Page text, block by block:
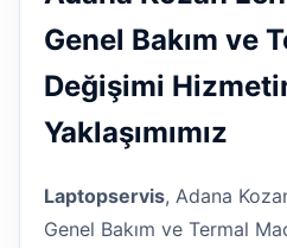
Genel Bakım ve
Değişimi
Yaklaşımımız
Laptopservis, Adana
Genel Bakım ve Termal